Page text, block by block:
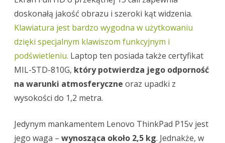
doskonałą jakość obrazu i szeroki kąt widzenia.
Klawiatura jest bardzo wygodna w użytkowaniu
dzięki specjalnym klawiszom funkcyjnym i
podświetleniu. Laptop ten posiada także certyfikat
MIL-STD-810G, który potwierdza jego odporność
na warunki atmosferyczne oraz upadki z
wysokości do 1,2 metra.
Jedynym mankamentem Lenovo ThinkPad P15v jest
jego waga – wynosząca około 2,5 kg. Jednakże, w